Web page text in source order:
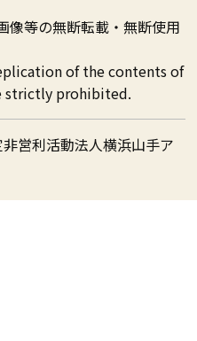
像等の無断転載・無断使用
of the contents of
strictly prohibited.
営利活動法人横浜山手ア